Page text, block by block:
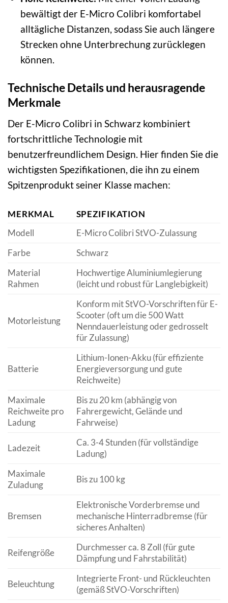
bewältigt der E-Micro Colibri komfortabel
alltägliche Distanzen, sodass Sie auch längere
Strecken ohne Unterbrechung zurücklegen
können.
Technische Details und herausragende
Merkmale
Der E-Micro Colibri in Schwarz kombiniert
fortschrittliche Technologie mit
benutzerfreundlichem Design. Hier finden Sie die
wichtigsten Spezifikationen, die ihn zu einem
Spitzenprodukt seiner Klasse machen:
MERKMAL
SPEZIFIKATION
Modell
E-Micro Colibri StVO-Zulassung
Farbe
Schwarz
Material
Rahmen
Hochwertige Aluminiumlegierung
(leicht und robust für Langlebigkeit)
Motorleistung
Konform mit StVO-Vorschriften für E-
Scooter (oft um die 500 Watt
Nenndauerleistung oder gedrosselt
für Zulassung)
Batterie
Lithium-Ionen-Akku (für effiziente
Energieversorgung und gute
Reichweite)
Maximale
Reichweite pro
Ladung
Bis zu 20 km (abhängig von
Fahrergewicht, Gelände und
Fahrweise)
Ladezeit
Ca. 3-4 Stunden (für vollständige
Ladung)
Maximale
Zuladung
Bis zu 100 kg
Bremsen
Elektronische Vorderbremse und
mechanische Hinterradbremse (für
sicheres Anhalten)
Reifengröße
Durchmesser ca. 8 Zoll (für gute
Dämpfung und Fahrstabilität)
Beleuchtung
Integrierte Front- und Rückleuchten
(gemäß StVO-Vorschriften)